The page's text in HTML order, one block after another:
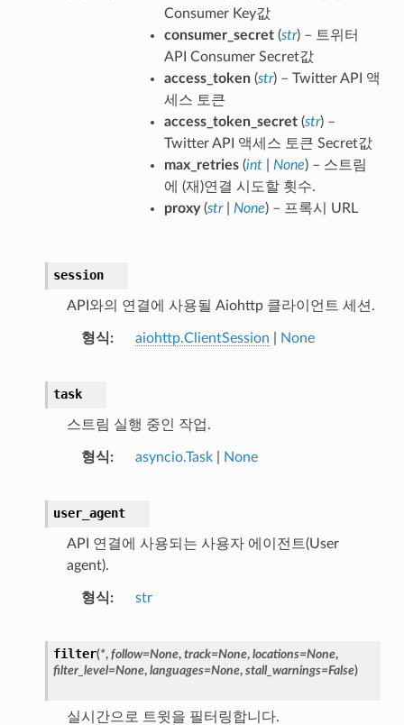
Consumer Key값
consumer_secret(str) – 트위터
API Consumer Secret값
access_token(str) – Twitter API 액
세스 토큰
access_token_secret(str) –
Twitter API 액세스 토큰 Secret값
max_retries(int| None) – 스트림
에 (재)연결 시도할 횟수.
proxy(str| None) – 프록시 URL
session
API와의 연결에 사용될 Aiohttp 클라이언트 세션.
형식 aiohttp.ClientSession None
task
스트림 실행 중인 작업.
형식 asyncio.Task| None
user_agent
API 연결에 사용되는 사용자 에이전트(User
agent).
형식 str
filter(*, follow=None, track=None, locations=None,
filter_level=None, languages=None, stall_warnings=False)
실시간으로 트윗을 필터링합니다.